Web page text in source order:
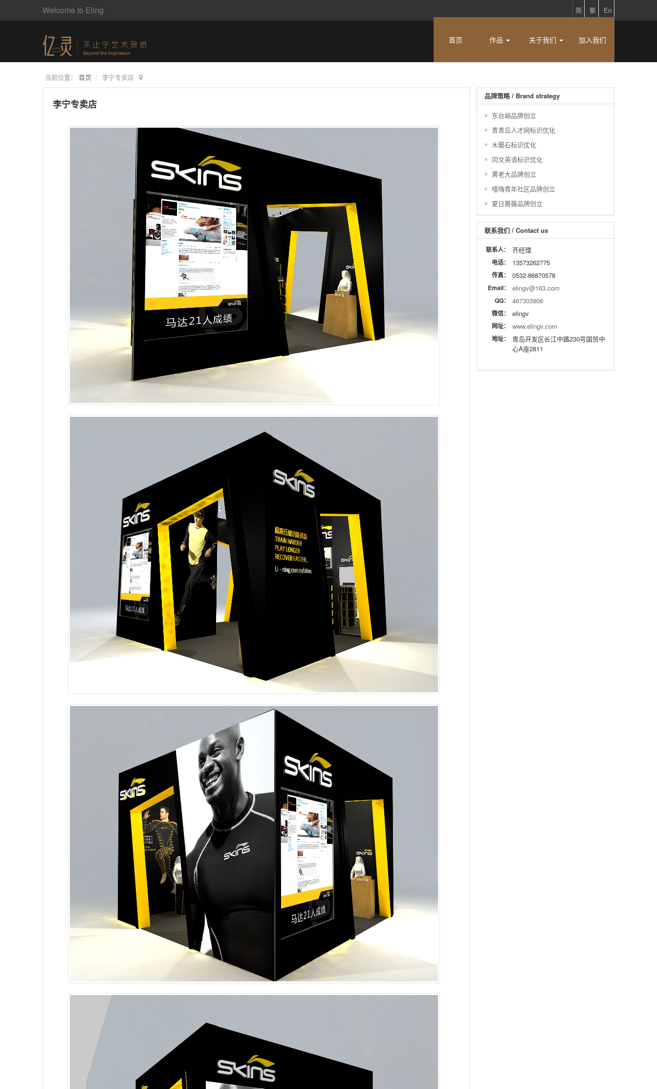
Welcome to Eling 简 繁 En
首页 作品 关于我们 加入我们
当前位置： 首页 李宁专卖店
李宁专卖店
品牌策略 / Brand strategy
东台峪品牌创立
青青岛人才网标识优化
木蘭石标识优化
同文英语标识优化
黄老大品牌创立
嘻嗨青年社区品牌创立
夏日蔷薇品牌创立
联系我们 / Contact us
联系人： 齐经理
电话： 13573262775
传真： 0532-86870578
Email： elingv@163.com
QQ： 467303906
微信： elingv
网址： www.elingv.com
地址：
青岛开发区长江中路230号国贸中
心A座2811